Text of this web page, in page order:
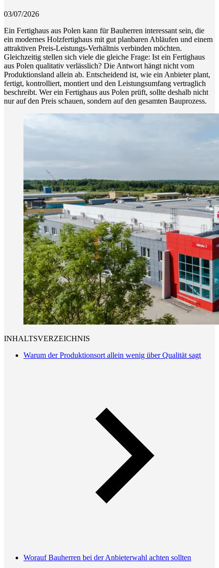
03/07/2026
Ein Fertighaus aus Polen kann für Bauherren interessant sein, die
ein modernes Holzfertighaus mit gut planbaren Abläufen und einem
attraktiven Preis-Leistungs-Verhältnis verbinden möchten.
Gleichzeitig stellen sich viele die gleiche Frage: Ist ein Fertighaus
aus Polen qualitativ verlässlich? Die Antwort hängt nicht vom
Produktionsland allein ab. Entscheidend ist, wie ein Anbieter plant,
fertigt, kontrolliert, montiert und den Leistungsumfang vertraglich
beschreibt. Wer ein Fertighaus aus Polen prüft, sollte deshalb nicht
nur auf den Preis schauen, sondern auf den gesamten Bauprozess.
INHALTSVERZEICHNIS
Warum der Produktionsort allein wenig über Qualität sagt
Worauf Bauherren bei der Anbieterwahl achten sollten